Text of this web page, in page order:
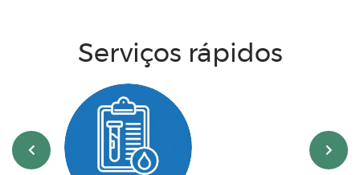
Serviços rápidos
‹ ›